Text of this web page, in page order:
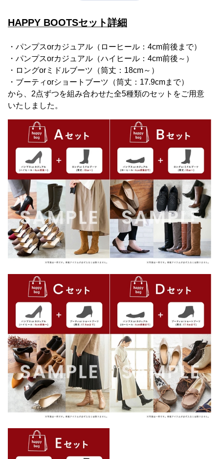
HAPPY BOOTSセット詳細
・パンプスorカジュアル（ローヒール：4cm前後まで）
・パンプスorカジュアル（ハイヒール：4cm前後～）
・ロングorミドルブーツ（筒丈：18cm～）
・ブーティorショートブーツ（筒丈：17.9cmまで）
から、2点ずつを組み合わせた全5種類のセットをご用意
いたしました。